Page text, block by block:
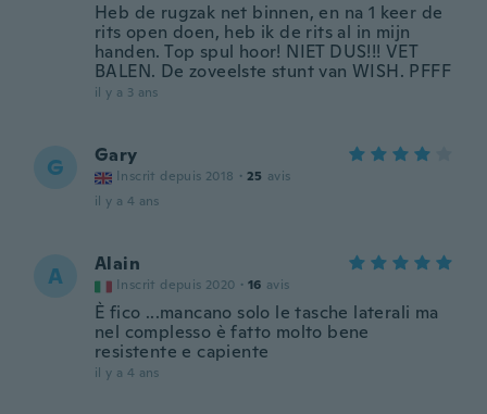
Heb de rugzak net binnen, en na 1 keer de
rits open doen, heb ik de rits al in mijn
handen. Top spul hoor! NIET DUS!!! VET
BALEN. De zoveelste stunt van WISH. PFFF
il y a 3 ans
G Gary
Inscrit depuis 2018 · 25 avis
il y a 4 ans
A Alain
Inscrit depuis 2020 · 16 avis
È fico ...mancano solo le tasche laterali ma
nel complesso è fatto molto bene
resistente e capiente
il y a 4 ans